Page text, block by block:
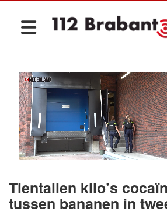
Tientallen kilo’s
tussen bananen in